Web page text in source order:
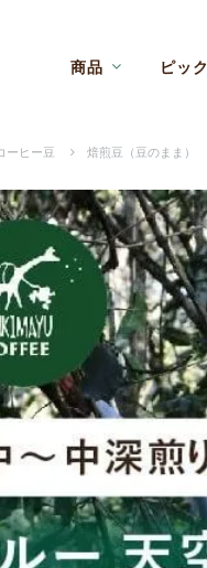
商品 ピッ
ーヒー豆 焙煎豆（豆のまま）